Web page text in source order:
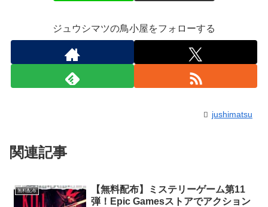
ジュウシマツの鳥小屋をフォローする
jushimatsu
関連記事
無料配布
【無料配布】ミステリーゲーム第11
弾！Epic Gamesストアでアクション